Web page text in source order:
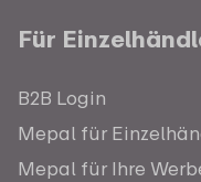
Für
B2B Login
Mepal für
Mepal für Ihre